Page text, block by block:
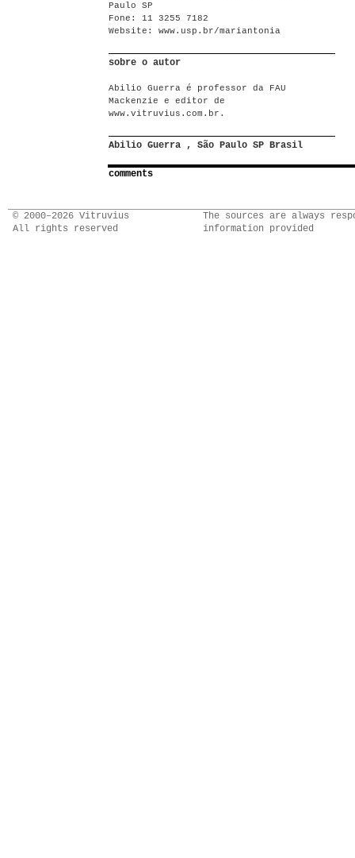
Paulo SP
Fone: 11 3255 7182
Website: www.usp.br/mariantonia
sobre o autor
Abilio Guerra é professor da FAU
Mackenzie e editor de
www.vitruvius.com.br.
Abilio Guerra , São Paulo SP Brasil
comments
© 2000–2026 Vitruvius
All rights reserved
The sources are always
information provided